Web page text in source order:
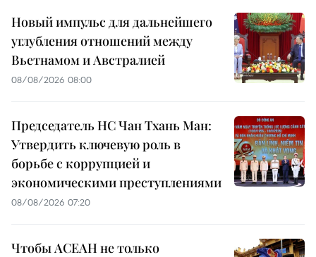
Новый импульс для дальнейшего
углубления отношений между
Вьетнамом и Австралией
08/08/2026 08:00
Председатель НС Чан Тхань Ман:
Утвердить ключевую роль в
борьбе с коррупцией и
экономическими преступлениями
08/08/2026 07:20
Чтобы АСЕАН не только